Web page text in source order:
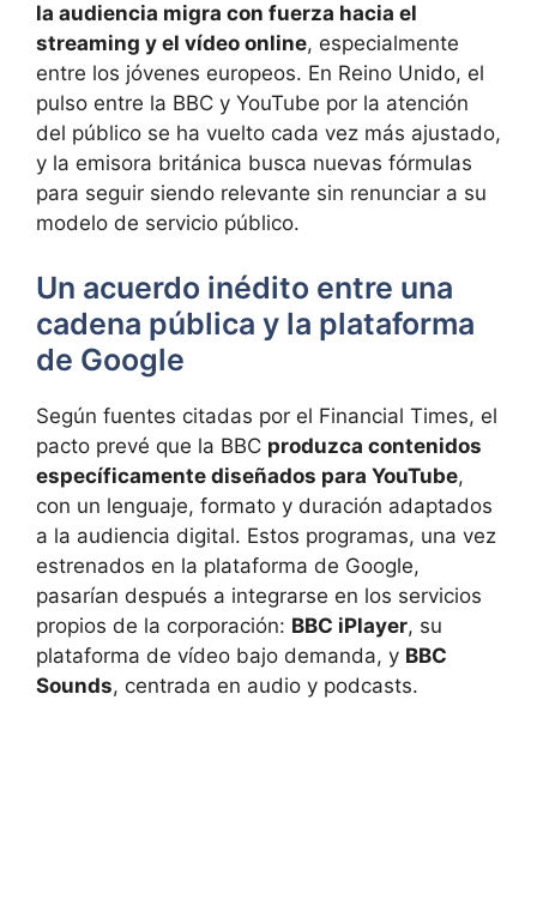
la audiencia migra con fuerza hacia el
streaming y el vídeo online, especialmente
entre los jóvenes europeos. En Reino Unido, el
pulso entre la BBC y YouTube por la atención
del público se ha vuelto cada vez más ajustado,
y la emisora británica busca nuevas fórmulas
para seguir siendo relevante sin renunciar a su
modelo de servicio público.
Un acuerdo inédito entre una
cadena pública y la plataforma
de Google
Según fuentes citadas por el Financial Times, el
pacto prevé que la BBC produzca contenidos
específicamente diseñados para YouTube,
con un lenguaje, formato y duración adaptados
a la audiencia digital. Estos programas, una vez
estrenados en la plataforma de Google,
pasarían después a integrarse en los servicios
propios de la corporación: BBC iPlayer, su
plataforma de vídeo bajo demanda, y BBC
Sounds, centrada en audio y podcasts.